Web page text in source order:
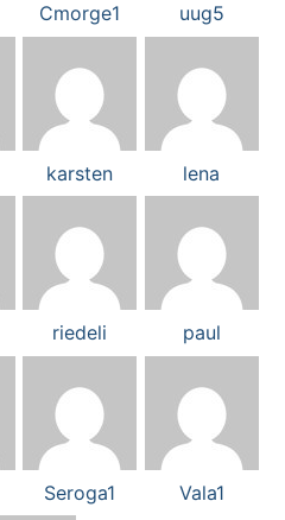
Cmorge1 uug5
karsten lena
riedeli paul
Seroga1 Vala1